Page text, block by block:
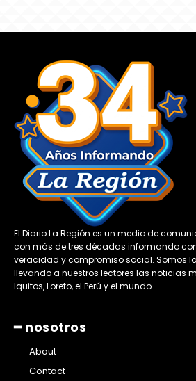
El Diario La Región es un medio de
con más de tres décadas informando
veracidad y compromiso social. Somos
llevando a nuestros lectores las noticias
Iquitos, Loreto, el Perú y el mundo.
━ nosotros
About
Contact